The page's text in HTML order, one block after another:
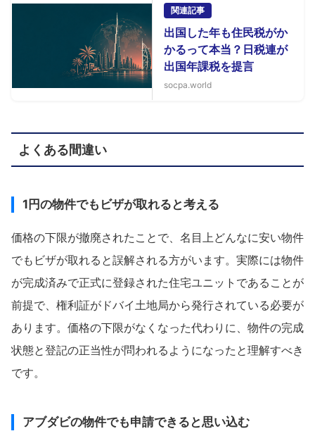
関連記事
出国した年も住民税がか
かるって本当？日税連が
出国年課税を提言
socpa.world
よくある間違い
1円の物件でもビザが取れると考える
価格の下限が撤廃されたことで、名目上どんなに安い物件
でもビザが取れると誤解される方がいます。実際には物件
が完成済みで正式に登録された住宅ユニットであることが
前提で、権利証がドバイ土地局から発行されている必要が
あります。価格の下限がなくなった代わりに、物件の完成
状態と登記の正当性が問われるようになったと理解すべき
です。
アブダビの物件でも申請できると思い込む